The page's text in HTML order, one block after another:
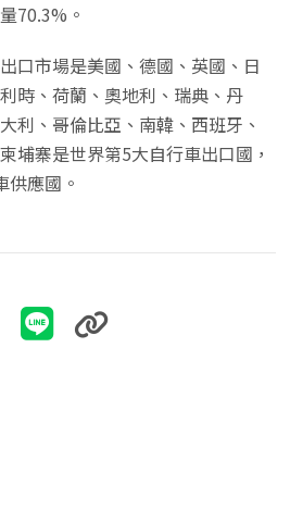
70.3%。
口市場是美國、德國、英國、日
時、荷蘭、奧地利、瑞典、丹
利、哥倫比亞、南韓、西班牙、
埔寨是世界第5大自行車出口國，
供應國。